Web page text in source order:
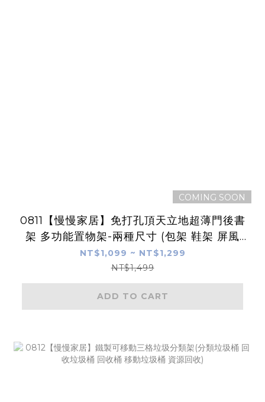
COMING SOON
0811【慢慢家居】免打孔頂天立地超薄門後書
架 多功能置物架-兩種尺寸 (包架 鞋架 屏風
鐵製)
NT$1,099 ~ NT$1,299
NT$1,499
ADD TO CART